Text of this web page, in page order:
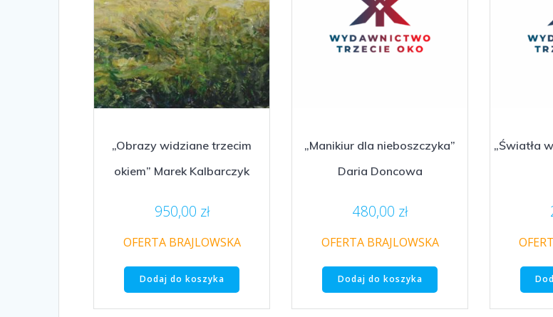
„Obrazy widziane trzecim
okiem” Marek Kalbarczyk
950,00 zł
OFERTA BRAJLOWSKA
Dodaj do koszyka
„Manikiur dla nieboszczyka”
Daria Doncowa
480,00 zł
OFERTA BRAJLOWSKA
Dodaj do koszyka
„Światła